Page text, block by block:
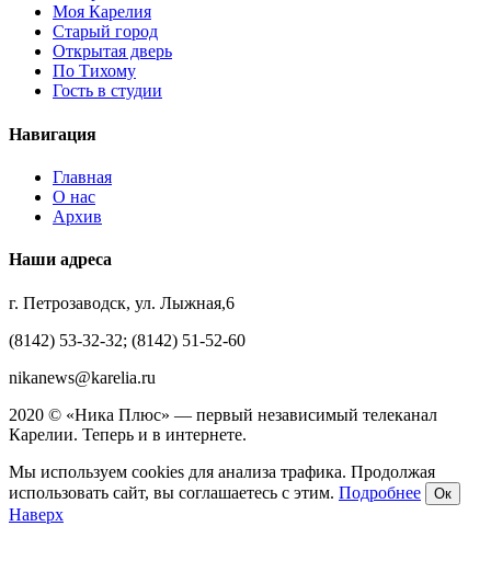
Моя Карелия
Старый город
Открытая дверь
По Тихому
Гость в студии
Навигация
Главная
О нас
Архив
Наши адреса
г. Петрозаводск, ул. Лыжная,6
(8142) 53-32-32; (8142) 51-52-60
nikanews@karelia.ru
2020 © «Ника Плюс» — первый независимый телеканал
Карелии. Теперь и в интернете.
Мы используем cookies для анализа трафика. Продолжая
использовать сайт, вы соглашаетесь с этим. Подробнее Ок
Наверх